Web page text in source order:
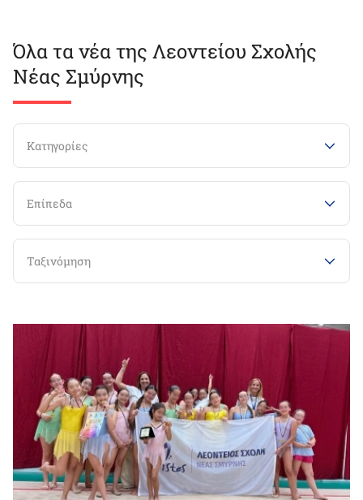
Όλα τα νέα της Λεοντείου Σχολής
Νέας Σμύρνης
Κατηγορίες
Επίπεδα
Ταξινόμηση